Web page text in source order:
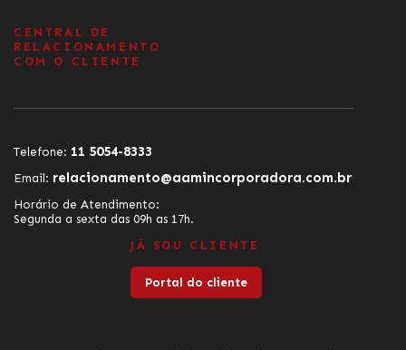
CENTRAL DE
RELACIONAMENTO
COM O CLIENTE
Telefone: 11 5054-8333
Email: relacionamento@aamincorporadora.com.br
Horário de Atendimento:
Segunda a sexta das 09h as 17h.
JÁ SOU CLIENTE
Portal do cliente